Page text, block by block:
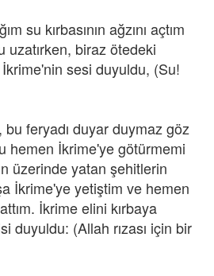
su kırbasının ağzını açtım
uzatırken, biraz ötedeki
İkrime'nin sesi duyuldu, (Su!
feryadı duyar duymaz göz
hemen İkrime'ye götürmemi
üzerinde yatan şehitlerin
İkrime'ye yetiştim ve hemen
İkrime elini kırbaya
duyuldu: (Allah rızası için bir